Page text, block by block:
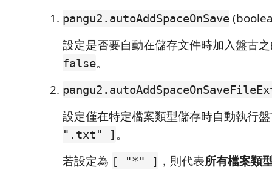
pangu2.autoAddSpaceOnSave
設定是否要自動在儲存文件時加入盤古
false。
設定僅在特定檔案類型儲存時自動執行
".txt" ] 。
若設定為 [ "*" ] ，則代表所有檔案類